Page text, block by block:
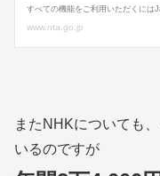
またNHKについても
いるのですが